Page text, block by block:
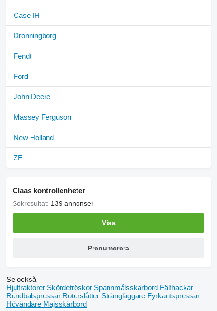
Case IH
Dronningborg
Fendt
Ford
John Deere
Massey Ferguson
New Holland
ZF
Claas kontrollenheter
Sökresultat: 139 annonser
Visa
Prenumerera
Se också
Hjultraktorer Skördetröskor Spannmålsskärbord Fälthackar
Rundbalspressar Rotorslåtter Strängläggare Fyrkantspressar
Hövändare Majsskärbord